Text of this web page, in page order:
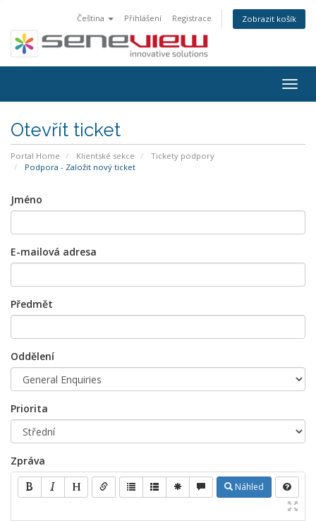
Čeština Přihlášení Registrace Zobrazit košík
Otevřít ticket
Portal Home Klientské sekce
Tickety podpory
Podpora - Založit nový ticket
Jméno
E-mailová adresa
Předmět
Oddělení
Priorita
Zpráva
Náhled